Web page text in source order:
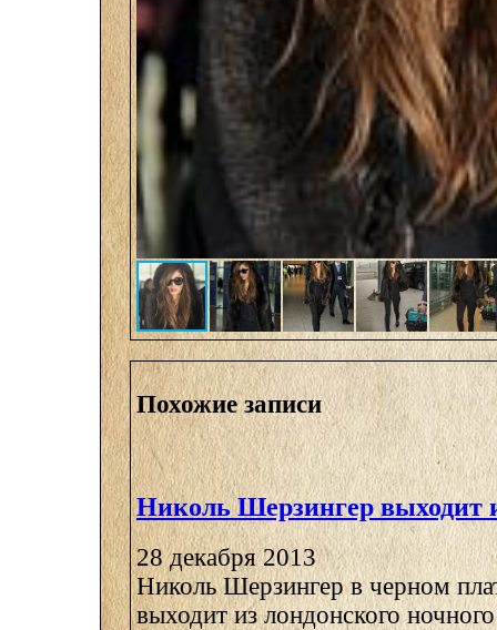
Похожие записи
Николь Шерзингер выходит
28 декабря 2013
Николь Шерзингер в черном
выходит из лондонского